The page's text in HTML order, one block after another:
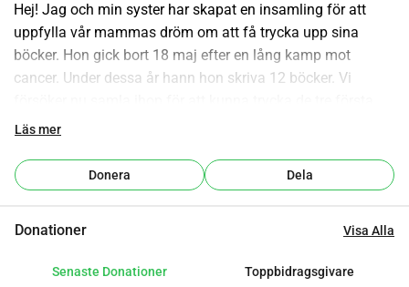
Hej! Jag och min syster har skapat en insamling för att
uppfylla vår mammas dröm om att få trycka upp sina
böcker. Hon gick bort 18 maj efter en lång kamp mot
cancer. Under dessa år hann hon skriva 12 böcker. Vi
böckerna. Första boken "Vid skogens slut" är redo för att
Hon vill bevara böckerna så mycket det går och har därför
inte vågat gå till ett förlag.
Under hela hennes liv har dragspel varit hennes stora
började hon skriva. Hon har alltid gillat sci-fi och fantasy,
Läs mer
Donera Dela
Donationer Visa Alla
Senaste Donationer Toppbidragsgivare